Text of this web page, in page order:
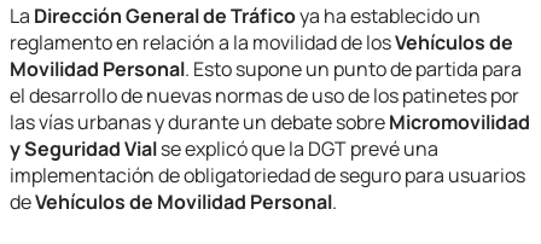
La Dirección General de Tráficoya ha establecido un
reglamento en relación a la movilidad de losVehículos de
Movilidad Personal. Esto supone un punto de partida para
el desarrollo de nuevas normas de uso de los patinetes por
las vías urbanas y durante un debate sobreMicromovilidad
y Seguridad Vialse explicó que la DGT prevé una
implementación de obligatoriedad de seguro para usuarios
deVehículos de Movilidad Personal.